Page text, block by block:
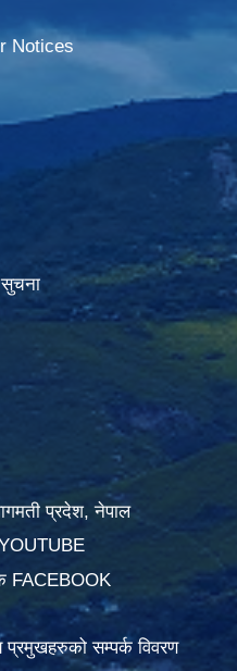
Notices
सुचना
प्रदेश, नेपाल
FACEBOOK
प्रमुखहरुको सम्पर्क विवरण